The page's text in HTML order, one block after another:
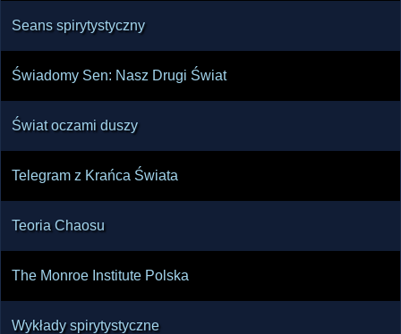
Seans spirytystyczny
Świadomy Sen: Nasz Drugi Świat
Świat oczami duszy
Telegram z Krańca Świata
Teoria Chaosu
The Monroe Institute Polska
Wykłady spirytystyczne